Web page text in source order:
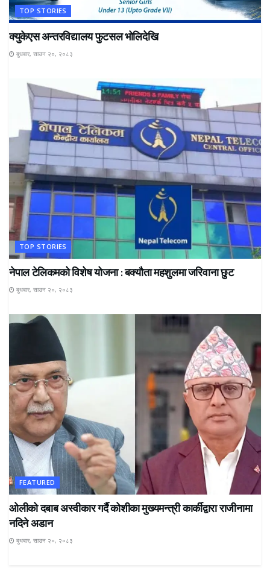
TOP STORIES
क्युकेएस अन्तरविद्यालय फुटसल भोलिदेखि
बुधबार, साउन २०, २०८३
TOP STORIES
नेपाल टेलिकमको विशेष योजना : बक्यौता महशुलमा जरिवाना छुट
बुधबार, साउन २०, २०८३
FEATURED
ओलीको दबाब अस्वीकार गर्दै कोशीका मुख्यमन्त्री कार्कीद्वारा राजीनामा
नदिने अडान
बुधबार, साउन २०, २०८३